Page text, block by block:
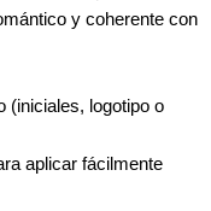
y coherente con
(iniciales, logotipo o
aplicar fácilmente